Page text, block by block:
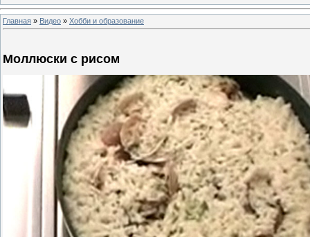
Главная » Видео » Хобби и образование
Моллюски с рисом